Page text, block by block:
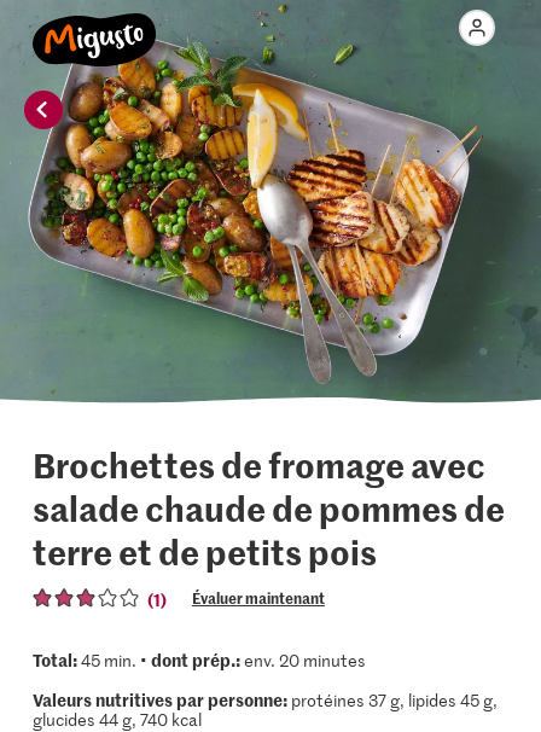
Brochettes de fromage avec
salade chaude de pommes de
terre et de petits pois
(1) Évaluer maintenant
Total:45 min. • dont prép.:env. 20 minutes
Valeurs nutritives par personne:protéines 37 g, lipides 45 g,
glucides 44 g, 740 kcal